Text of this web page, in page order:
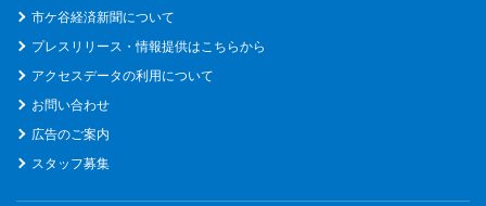
市ケ谷経済新聞について
プレスリリース・情報提供はこちらから
アクセスデータの利用について
お問い合わせ
広告のご案内
スタッフ募集